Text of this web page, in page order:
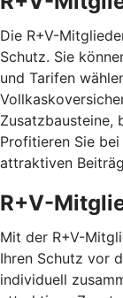
Die R+V-
Schutz. Sie
und Tarifen
Zusatzbausteine,
Profitieren Sie
attraktiven
R+V-
Mit der R+V-
Ihren Schutz vor
individuell